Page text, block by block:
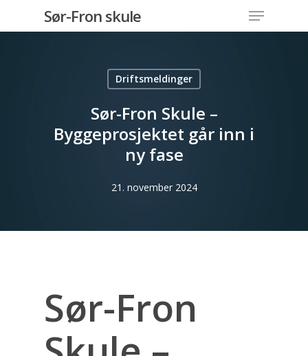
Sør-Fron skule Menu
Driftsmeldinger
Sør-Fron Skule –
Byggeprosjektet går inn i
ny fase
21. november 2024
Sør-Fron